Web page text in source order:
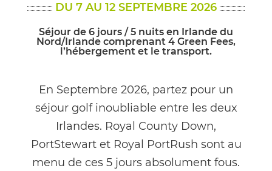
DU 7 AU 12 SEPTEMBRE 2026
Séjour de 6 jours / 5 nuits en Irlande du
Nord/Irlande comprenant 4 Green Fees,
l’hébergement et le transport.
En Septembre 2026, partez pour un
séjour golf inoubliable entre les deux
Irlandes. Royal County Down,
PortStewart et Royal PortRush sont au
menu de ces 5 jours absolument fous.